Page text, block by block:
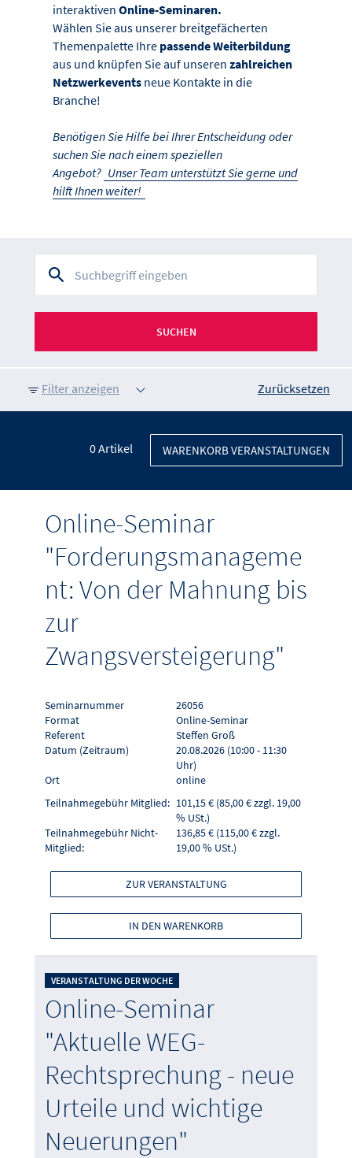
interaktivenOnline-Seminaren.
Wählen Sie aus unserer breitgefächerten
Themenpalette Ihre passende Weiterbildung
aus und knüpfen Sie auf unseren zahlreichen
Netzwerkevents neue Kontakte in die
Branche!
Benötigen Sie Hilfe bei Ihrer Entscheidung oder
suchen Sie nach einem speziellen
Angebot? Unser Team unterstützt Sie gerne und
hilft Ihnen weiter!
SUCHEN
Filter anzeigen Zurücksetzen
0Artikel WARENKORB VERANSTALTUNGEN
Online-Seminar
"Forderungsmanageme
nt: Von der Mahnung bis
zur
Zwangsversteigerung"
Seminarnummer
26056
Format
Online-Seminar
Referent
Steffen Groß
Datum (Zeitraum)
20.08.2026 (10:00 - 11:30
Uhr)
Ort
online
Teilnahmegebühr Mitglied: 101,15 € (85,00 € zzgl. 19,00
% USt.)
Teilnahmegebühr Nicht-
Mitglied:
136,85 € (115,00 € zzgl.
19,00 % USt.)
ZUR VERANSTALTUNG
IN DEN WARENKORB
VERANSTALTUNG DER WOCHE
Online-Seminar
"Aktuelle WEG-
Rechtsprechung - neue
Urteile und wichtige
Neuerungen"